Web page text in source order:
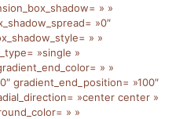
» »
»0″
» »
»single »
» »
gradient_end_position= »100″
»center center »
» »